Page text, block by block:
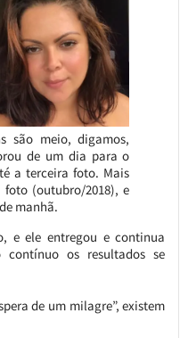
são meio, digamos,
de um dia para o
a terceira foto. Mais
(outubro/2018), e
manhã.
e ele entregou e continua
os resultados se
de um milagre”, existem